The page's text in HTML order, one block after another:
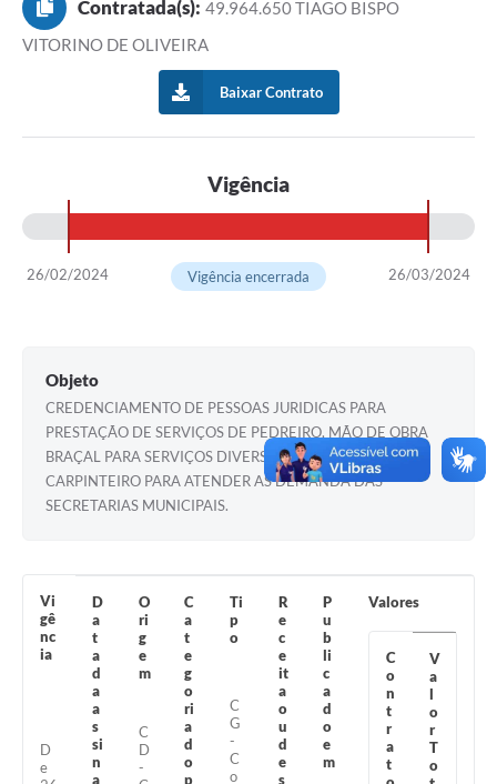
Imprensa
Galeria de Fotos
Ouvidoria
Arquivos para Download
Carta de Serviços
Projetos
Contas Públicas
Legislação
Links
Serviços Online
Telefones Úteis
Jornal
Contratada(s): 49.964.650 TIAGO BISPO
VITORINO DE OLIVEIRA
Baixar Contrato
Vigência
26/02/2024 26/03/2024
Vigência encerrada
Objeto
CREDENCIAMENTO DE PESSOAS JURIDICAS PARA
PRESTAÇÃO DE SERVIÇOS DE PEDREIRO, MÃO DE OBRA
BRAÇAL PARA SERVIÇOS DIVERSOS, PINTOR E
CARPINTEIRO PARA ATENDER AS DEMANDA DAS
SECRETARIAS MUNICIPAIS.
Vi
gê
nc
ia
D
e
D
a
t
a
d
a
a
s
si
n
a
O
ri
g
e
m
C
D
-
C
a
t
e
g
o
ri
a
d
o
p
Ti
p
o
C
G
-
C
o
R
e
c
e
it
a
o
u
d
e
s
P
u
b
li
c
a
d
o
e
m
Valores
C
o
n
t
r
a
t
V
a
l
o
r
T
o